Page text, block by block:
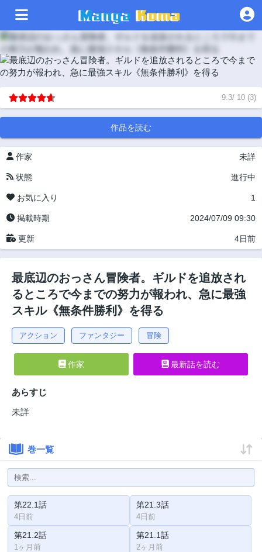
9.3/ 10 (3)
作品を読む
作家 未詳
状態 進行中
お気に入り 1
掲載時期 2024/07/09 09:30
更新 4日前
最底辺のおっさん冒険者。ギルドを追放され
るところで今までの努力が報われ、急に最強
スキル《無条件勝利》を得る
アクション ファンタジー 冒険
作家 最新話を読む
あらすじ
未詳
巻一覧
第22.1話
4日前
第21.3話
4日前
第21.2話
1ヶ月前
第21.1話
2ヶ月前